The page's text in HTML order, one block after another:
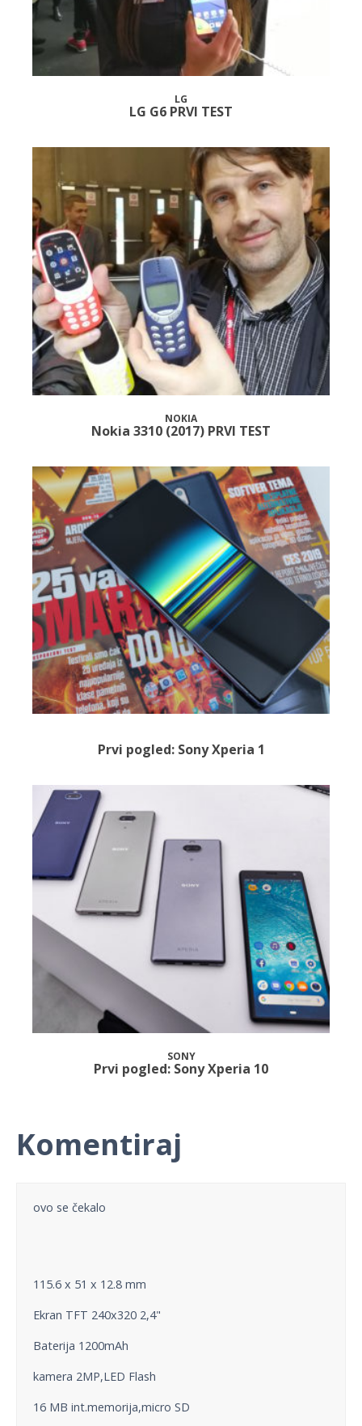
LG
LG G6 PRVI TEST
NOKIA
Nokia 3310 (2017) PRVI TEST
Prvi pogled: Sony Xperia 1
SONY
Prvi pogled: Sony Xperia 10
Komentiraj
ovo se čekalo
115.6 x 51 x 12.8 mm
Ekran TFT 240x320 2,4"
Baterija 1200mAh
kamera 2MP,LED Flash
16 MB int.memorija,micro SD